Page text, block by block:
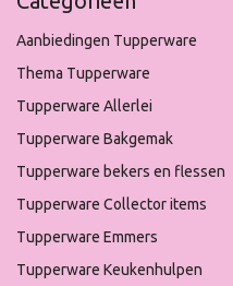
Aanbiedingen Tupperware
Thema Tupperware
Tupperware Allerlei
Tupperware Bakgemak
Tupperware bekers en flessen
Tupperware Collector items
Tupperware Emmers
Tupperware Keukenhulpen